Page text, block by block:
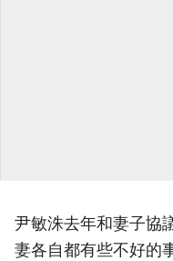
尹敏洙去年和妻子協
妻各自都有些不好的